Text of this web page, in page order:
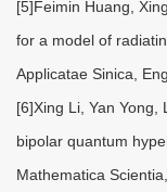
[5]Feimin Huang,
for a model of
Applicatae Sinica,
[6]Xing Li, Yan
bipolar quantum
Mathematica